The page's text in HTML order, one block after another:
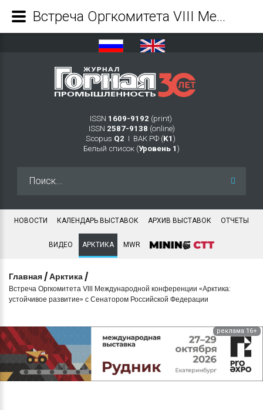
ISSN 1609-9192 (print)
ISSN 2587-9138 (online)
Scopus Q2 Ι ВАК РФ (K1 )
Белый список (Уровень 1 )
НОВОСТИ КАЛЕНДАРЬ ВЫСТАВОК АРХИВ ВЫСТАВОК ОТЧЕТЫ
ВИДЕО АРКТИКА MWR
Главная /Арктика /
Встреча Оргкомитета VIII Международной конференции «Арктика:
устойчивое развитие» с Сенатором Российской Федерации
реклама 16+
Встреча Оргкомитета VIII Международной конференции «Арктика: устойчивое развитие» с Сенатором Российской Федерации - Журнал Горная промышленность